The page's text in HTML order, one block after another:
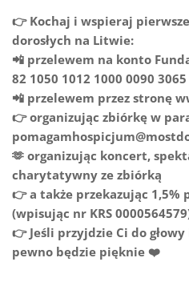
👉 Kochaj i wspieraj
dorosłych na Litwie:
📲 przelewem na konto
82 1050 1012 1000 0090
📲 przelewem przez stronę
👉 organizując zbiórkę w
🫶 organizując koncert,
charytatywny ze zbiórką
👉 a także przekazując 1,5%
(wpisując nr KRS
👉 Jeśli przyjdzie Ci do
pewno będzie pięknie ❤️